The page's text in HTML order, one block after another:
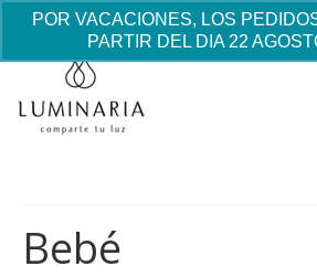
POR VACACIONES, LOS
PARTIR DEL DIA 22
Bebé